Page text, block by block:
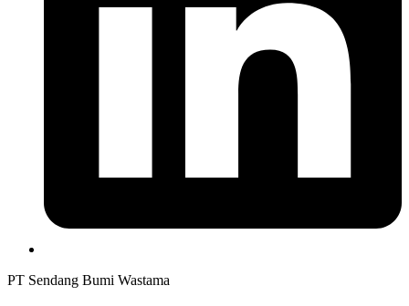
PT Sendang Bumi Wastama